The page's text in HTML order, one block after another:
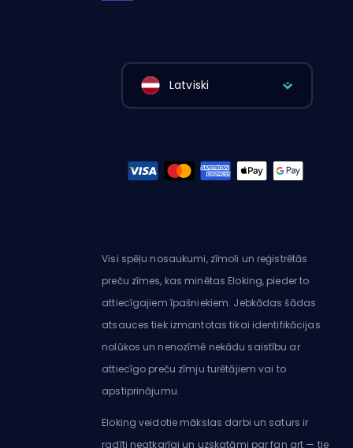
Latviski
Visi spēļu nosaukumi, zīmoli un reģistrētās
preču zīmes, kas minētas Eloking, pieder to
attiecīgajiem īpašniekiem. Jebkādas šādas
atsauces tiek izmantotas tikai identifikācijas
nolūkos un nenozīmē nekādu saistību ar
attiecīgo preču zīmju turētājiem vai to
apstiprinājumu.
Eloking veidotie mākslas darbi un saturs ir
radīti neatkarīgi un uzskatāmi par fan art — tie